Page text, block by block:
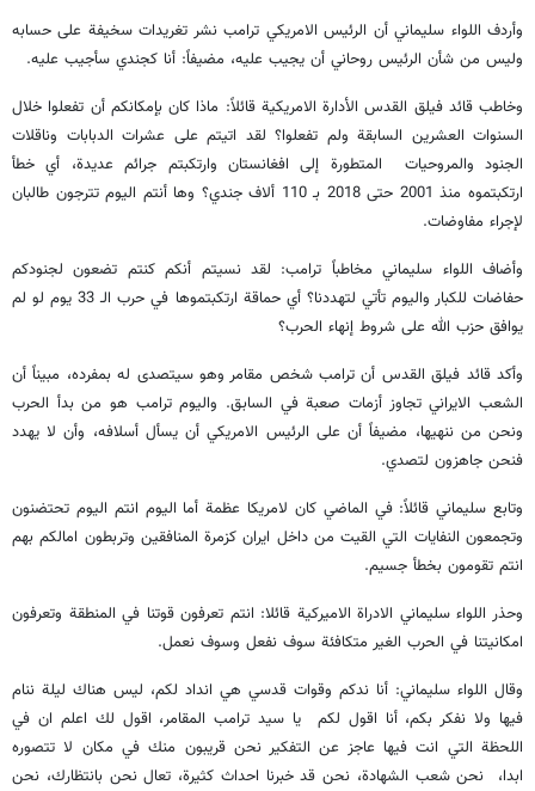
وأردف اللواء سليماني أن الرئيس الامريكي ترامب نشر تغريدات سخيفة على حسابه
وليس من شأن الرئيس روحاني أن يجيب عليه، مضيفاً: أنا كجندي سأجيب عليه.
وخاطب قائد فيلق القدس الأدارة الامريكية قائلاً: ماذا كان بإمكانكم أن تفعلوا خلال
السنوات العشرين السابقة ولم تفعلوا؟ لقد اتيتم على عشرات الدبابات وناقلات
الجنود والمروحيات المتطورة إلى افغانستان وارتكبتم جرائم عديدة، أي خطأ
ارتكبتموه منذ 2001 حتى 2018 بـ 110 ألاف جندي؟ وها أنتم اليوم تترجون طالبان
لإجراء مفاوضات.
وأضاف اللواء سليماني مخاطباً ترامب: لقد نسيتم أنكم كنتم تضعون لجنودكم
حفاضات للكبار واليوم تأتي لتهددنا؟ أي حماقة ارتكبتموها في حرب الـ 33 يوم لو لم
يوافق حزب الله على شروط إنهاء الحرب؟
وأكد قائد فيلق القدس أن ترامب شخص مقامر وهو سيتصدى له بمفرده، مبيناً أن
الشعب الايراني تجاوز أزمات صعبة في السابق. واليوم ترامب هو من بدأ الحرب
ونحن من ننهيها، مضيفاً أن على الرئيس الامريكي أن يسأل أسلافه، وأن لا يهدد
فنحن جاهزون لتصدي.
وتابع سليماني قائلاً: في الماضي كان لامريكا عظمة أما اليوم انتم اليوم تحتضنون
وتجمعون النفايات التي القيت من داخل ايران كزمرة المنافقين وتربطون امالكم بهم
انتم تقومون بخطأ جسيم.
وحذر اللواء سليماني الادراة الاميركية قائلا: انتم تعرفون قوتنا في المنطقة وتعرفون
امكانيتنا في الحرب الغير متكافئة سوف نفعل وسوف نعمل.
وقال اللواء سليماني: أنا ندكم وقوات قدسي هي انداد لكم، ليس هناك ليلة ننام
فيها ولا نفكر بكم، أنا اقول لكم يا سيد ترامب المقامر، اقول لك اعلم ان في
اللحظة التي انت فيها عاجز عن التفكير نحن قريبون منك في مكان لا تتصوره
ابدا، نحن شعب الشهادة، نحن قد خبرنا احداث كثيرة، تعال نحن بانتظارك، نحن